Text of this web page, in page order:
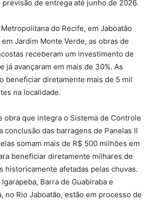
previsão de entrega até junho de 2026.
do Recife, em Jaboatão
Jardim Monte Verde, as obras de
receberam um investimento de
já avançaram em mais de 30%. As
beneficiar diretamente mais de 5 mil
na localidade.
obra que integra o Sistema de Controle
conclusão das barragens de Panelas II
somam mais de R$ 500 milhões em
beneficiar diretamente milhares de
historicamente afetadas pelas chuvas.
Barra de Guabiraba e
no Rio Jaboatão, estão em processo de